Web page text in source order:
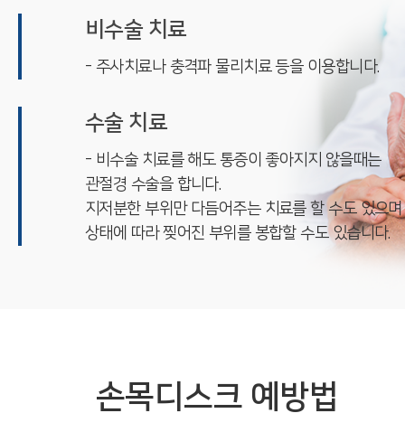
비수술 치료
- 주사치료나 충격파 물리치료 등을 이용합니다.
수술 치료
- 비수술 치료를 해도 통증이 좋아지지 않을때는
관절경 수술을 합니다.
지저분한 부위만 다듬어주는 치료를 할 수도 있으며
상태에 따라 찢어진 부위를 봉합할 수도 있습니다.
손목디스크 예방법